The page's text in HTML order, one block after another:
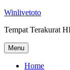
Skip
content
Winlivetoto
Tempat Terakurat
Menu
Home